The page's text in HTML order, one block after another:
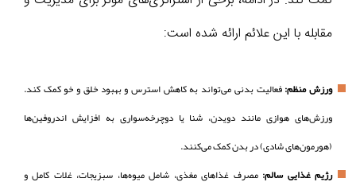
مقابله با این علائم ارائه شده است:
ورزش منظم:فعالیت بدنی می‌تواند به کاهش استرس و بهبود خلق و خو کمک کند.
ورزش‌های هوازی مانند دویدن، شنا یا دوچرخه‌سواری به افزایش اندروفین‌ها
(هورمون‌های شادی) در بدن کمک می‌کنند.
رژیم غذایی سالم:مصرف غذاهای مغذی، شامل میوه‌ها، سبزیجات، غلات کامل و